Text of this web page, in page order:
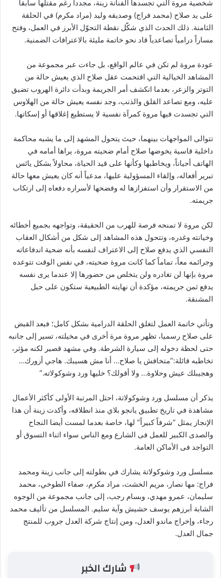
شخصية مروة التي تجسدها الفنانة زينة، مجدداً رغم مقتلها سابقاً
على يد صلاح (محمد فراج) وصديقه وليد (مراد مكرم) في الحلقة
الثامنة. ذلك الحدث الذي شكّل نقطة التحوّل الأبرز في العمل، وفتح
مساراً درامياً تصاعدياً قاد نحو خاتمة مليئة بالاعترافات الضمنية.
عودة مروة لم تكن في عالم الواقع، بل جاءت عبر مجموعة من
المشاهد الخيالية التي اقتحمت عقل صلاح الذي يعيش حالة من
التوتر والزعر، بعدما انكشف أمر الجريمة وبدأت دائرة الهروب تضيق
عليه، ومع تصاعد القلق والذنب، وجد نفسه يعيش حالة من الهلاوس
التي تجسدت فيها مروة كمرآة نفسية لا يستطيع إغلاقها أو إسكاتها.
تتوالى المواجهات بينهما، حيث يتحول المشهد إلى ما يشبه محاكمة
داخلية قاسية يخوضها صلاح أمام ضحيته مروة، يراها أمامه في
الهاتف أحياناً، ويخاطبها وكأنها على قيد الحياة، محاولاً بشكل يائس
تبرير أفعاله، وإلقاء المسؤولية عليها، مدعياً أنه كان يعيش معها حالة
من الاستقرار وأن استفزازها له وفضحها لأسراره دفعاه إلى ارتكاب
جريمته.
لكن مروة لا تمنحه فرصة للهرب من الحقيقة، وتواجهه بجميع أخطائه
وخيانته وغدره، وتتحول هذه المشاهد إلى شكل من أشكال العقاب
النفسي الذي يدفع صلاح إلى الاعتراف لنفسه بأنه ضحية اندفاعاته
وجرائمه معاً، تماماً كما كانت مروة ضحيته، في نفس الوقت تتوعده
مروة بإنها لن تغادره ولن يتخلص من حضورها إلا عندما يرى نفسه
يدفع ثمن جريمته، مؤكدة أن نهايته الطبيعية ستكون على حبل
المشنقة.
وتأتي خاتمة العمل لتغلق الحلقة الدرامية بشكل كامل؛ فبعد القبض
على صلاح رسميا، تظهر مروة مرة أخرى في مخيلته، تسير إلى جانبه
حتى لحظة دخوله إلى سيارة الشرطة. وفي مشهد قصير لكنه مؤثر،
تخاطبه قائلة:”متخافش يا صلاح… أنا مش هسيبك. هاجي أزورك…
وهجيبلك عيش وحلاوة… ولا أقولك؟ خليها ورد وشوكولاته.”
يذكر أن مسلسل ورد وشوكولاتة، احتل المرتبة الأولى كأكثر الأعمال
مشاهدة في تاريخ تطبيق يانجو بلاي منذ انطلاقه، وأكدت زينة أن هذا
الإنجاز يمثل “شرفاً كبيراً” لها، خاصة بعدما لمست أيضا النجاح
والصدى الكبير للعمل فى الشارع ومع الناس سواء اثناء التسوق أو
التواجد فى الأماكن العامة.
مسلسل ورد وشوكولاتة يشارك في بطولته إلى جانب زينة ومحمد
فراج: مها نصار، مريم الخشت، مراد مكرم، صفاء الطوخي، محمد
سليمان، عمرو مهدي، وبسام رجب، إلى جانب مجموعة من الوجوه
الشابة أبرزهم يوسف حشيش وآية سليم. المسلسل من تأليف محمد
رجاء، وإخراج ماندو العدل، ومن إنتاج شركة العدل جروب للمنتج
جمال العدل.
شارك الخبر